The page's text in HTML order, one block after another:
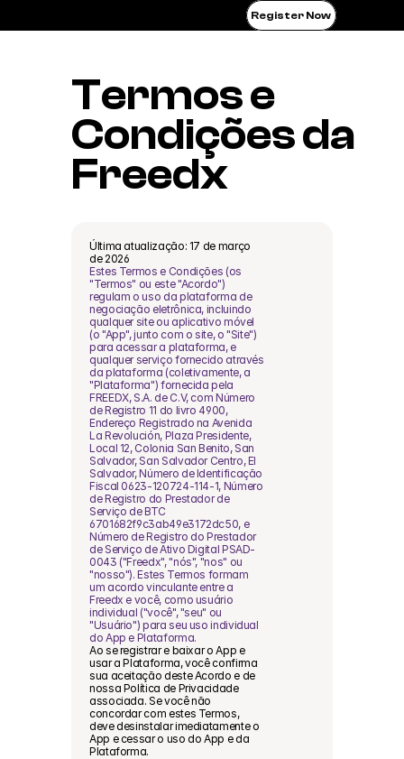
Register Now
Termos e
Condições da
Freedx
Última atualização: 17 de março
de 2026
Estes Termos e Condições (os
"Termos" ou este "Acordo")
regulam o uso da plataforma de
negociação eletrônica, incluindo
qualquer site ou aplicativo móvel
(o "App", junto com o site, o "Site")
para acessar a plataforma, e
qualquer serviço fornecido através
da plataforma (coletivamente, a
"Plataforma") fornecida pela
FREEDX, S.A. de C.V, com Número
de Registro 11 do livro 4900,
Endereço Registrado na Avenida
La Revolución, Plaza Presidente,
Local 12, Colonia San Benito, San
Salvador, San Salvador Centro, El
Salvador, Número de Identificação
Fiscal 0623-120724-114-1, Número
de Registro do Prestador de
Serviço de BTC
6701682f9c3ab49e3172dc50, e
Número de Registro do Prestador
de Serviço de Ativo Digital PSAD-
0043 ("Freedx", "nós", "nos" ou
"nosso"). Estes Termos formam
um acordo vinculante entre a
Freedx e você, como usuário
individual ("você", "seu" ou
"Usuário") para seu uso individual
do App e Plataforma.
Ao se registrar e baixar o App e
usar a Plataforma, você confirma
sua aceitação deste Acordo e de
nossa Política de Privacidade
associada. Se você não
concordar com estes Termos,
deve desinstalar imediatamente o
App e cessar o uso do App e da
Plataforma.